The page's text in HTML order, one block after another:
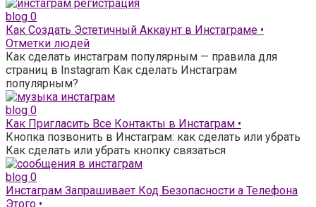
blog 0
Как Создать Эстетичный Аккаунт в Инстаграме •
Отметки людей
Как сделать инстаграм популярным — правила для
страниц в Instagram Как сделать Инстаграм
популярным?
blog 0
Как Пригласить Все Контакты в Инстаграм •
Кнопка позвонить в Инстаграм: как сделать или убрать
Как сделать или убрать кнопку связаться
blog 0
Инстаграм Запрашивает Код Безопасности а Телефона
Этого •